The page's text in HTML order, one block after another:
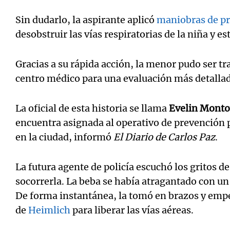
Sin dudarlo, la aspirante aplicó maniobras de
desobstruir las vías respiratorias de la niña y
Gracias a su rápida acción, la menor pudo ser
centro médico para una evaluación más
La oficial de esta historia se llamaEvelin
encuentra asignada al operativo de prevención
en la ciudad, informó El Diario de Carlos Paz.
La futura agente de policía escuchó los gritos
socorrerla. La beba se había atragantado con
De forma instantánea, la tomó en brazos y
de Heimlichpara liberar las vías aéreas.